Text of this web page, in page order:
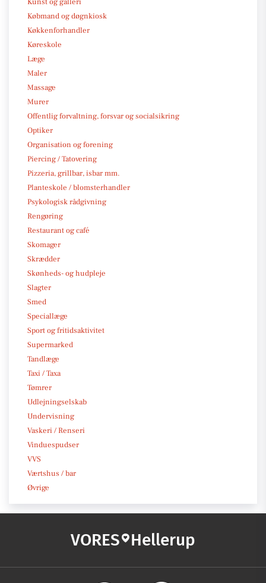
Købmand og døgnkiosk
Køkkenforhandler
Køreskole
Læge
Maler
Massage
Murer
Offentlig forvaltning, forsvar og socialsikring
Optiker
Organisation og forening
Piercing / Tatovering
Pizzeria, grillbar, isbar mm.
Planteskole / blomsterhandler
Psykologisk rådgivning
Rengøring
Restaurant og café
Skomager
Skrædder
Skønheds- og hudpleje
Slagter
Smed
Speciallæge
Sport og fritidsaktivitet
Supermarked
Tandlæge
Taxi / Taxa
Tømrer
Udlejningselskab
Undervisning
Vaskeri / Renseri
Vinduespudser
VVS
Værtshus / bar
Øvrige
VORES Hellerup